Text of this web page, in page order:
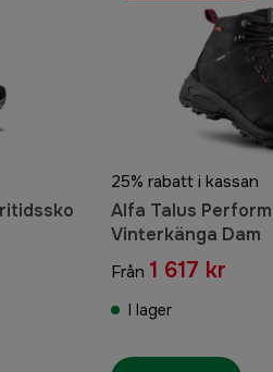
25% rabatt i kassan
Alfa Talus Perform
Vinterkänga Dam
Från 1 617 kr
I lager